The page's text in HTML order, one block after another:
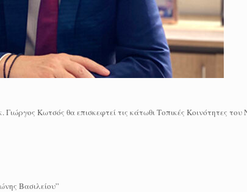
Κωτσός θα επισκεφτεί τις κάτωθι Τοπικές Κοινότητες
Βασιλείου”